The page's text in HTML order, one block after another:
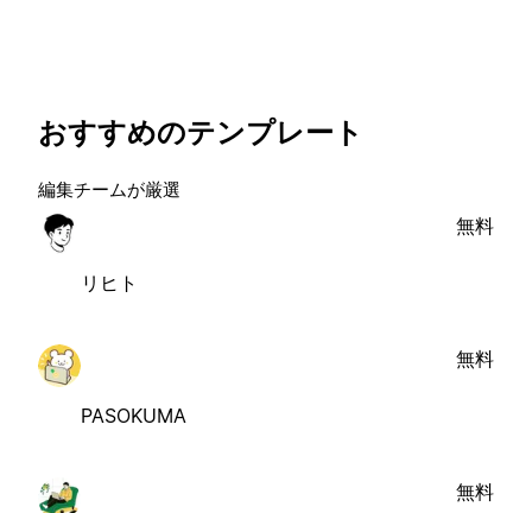
おすすめのテンプレート
編集チームが厳選
リヒト
無料
PASOKUMA
無料
無料